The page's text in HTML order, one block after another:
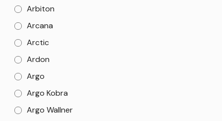
Arbiton
Arcana
Arctic
Ardon
Argo
Argo Kobra
Argo Wallner